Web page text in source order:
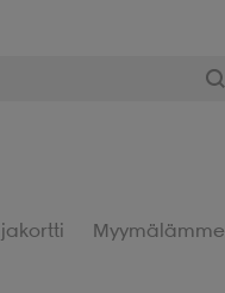
Myymälämme